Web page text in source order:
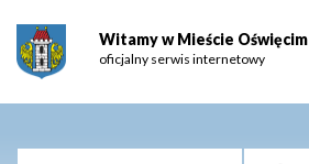
Witamy w Mieście Oświęcim
oficjalny serwis internetowy